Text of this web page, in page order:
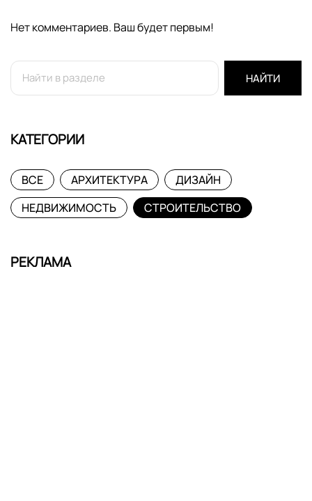
Нет комментариев. Ваш будет первым!
НАЙТИ
КАТЕГОРИИ
ВСЕ АРХИТЕКТУРА
ДИЗАЙН
НЕДВИЖИМОСТЬ
СТРОИТЕЛЬСТВО
РЕКЛАМА